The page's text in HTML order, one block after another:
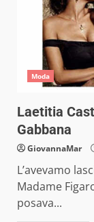
Moda
Laetitia
Gabbana
GiovannaMar
L’avevamo
Madame
posava...